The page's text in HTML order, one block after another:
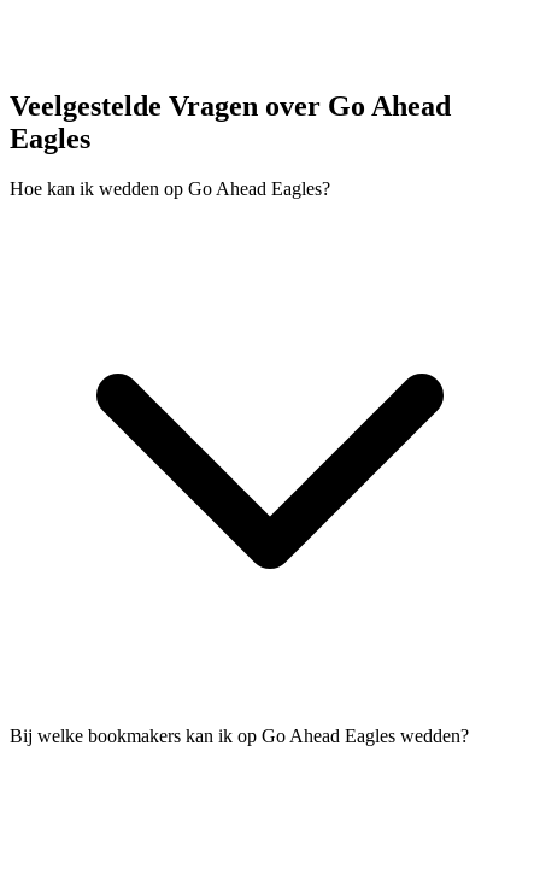
Veelgestelde Vragen over Go Ahead
Eagles
Hoe kan ik wedden op Go Ahead Eagles?
Bij welke bookmakers kan ik op Go Ahead Eagles wedden?